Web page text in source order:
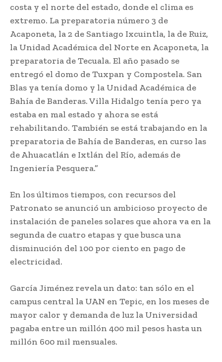
costa y el norte del estado, donde el clima es
extremo. La preparatoria número 3 de
Acaponeta, la 2 de Santiago Ixcuintla, la de Ruiz,
la Unidad Académica del Norte en Acaponeta, la
preparatoria de Tecuala. El año pasado se
entregó el domo de Tuxpan y Compostela. San
Blas ya tenía domo y la Unidad Académica de
Bahía de Banderas. Villa Hidalgo tenía pero ya
estaba en mal estado y ahora se está
rehabilitando. También se está trabajando en la
preparatoria de Bahía de Banderas, en curso las
de Ahuacatlán e Ixtlán del Río, además de
Ingeniería Pesquera.”
En los últimos tiempos, con recursos del
Patronato se anunció un ambicioso proyecto de
instalación de paneles solares que ahora va en la
segunda de cuatro etapas y que busca una
disminución del 100 por ciento en pago de
electricidad.
García Jiménez revela un dato: tan sólo en el
campus central la UAN en Tepic, en los meses de
mayor calor y demanda de luz la Universidad
pagaba entre un millón 400 mil pesos hasta un
millón 600 mil mensuales.